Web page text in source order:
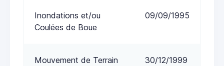
Inondations et/ou
Coulées de Boue
09/09/1995
Mouvement de Terrain 30/12/1999